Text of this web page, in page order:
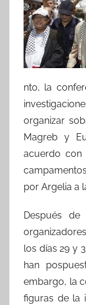
nto, la
organizar
Magreb y
acuerdo con
por Argelia a
Después
los días 29 y
han
embargo, la
figuras de la